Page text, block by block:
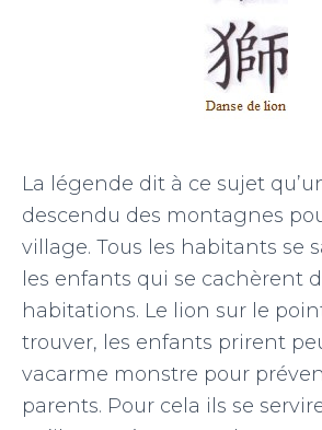
La légende dit à ce sujet
descendu des montagnes
village. Tous les habitants se
les enfants qui se cachèrent
habitations. Le lion sur le
trouver, les enfants prirent
vacarme monstre pour
parents. Pour cela ils se